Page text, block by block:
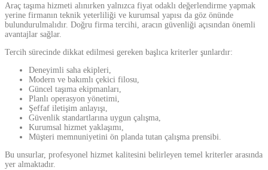
Araç taşıma hizmeti alınırken yalnızca fiyat odaklı değerlendirme yapmak
yerine firmanın teknik yeterliliği ve kurumsal yapısı da göz önünde
bulundurulmalıdır. Doğru firma tercihi, aracın güvenliği açısından önemli
avantajlar sağlar.
Tercih sürecinde dikkat edilmesi gereken başlıca kriterler şunlardır:
Deneyimli saha ekipleri,
Modern ve bakımlı çekici filosu,
Güncel taşıma ekipmanları,
Planlı operasyon yönetimi,
Şeffaf iletişim anlayışı,
Güvenlik standartlarına uygun çalışma,
Kurumsal hizmet yaklaşımı,
Müşteri memnuniyetini ön planda tutan çalışma prensibi.
Bu unsurlar, profesyonel hizmet kalitesini belirleyen temel kriterler arasında
yer almaktadır.